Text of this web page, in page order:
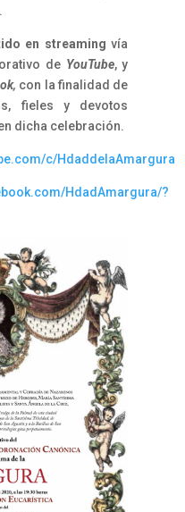
en streaming vía
de YouTube, y
, con la finalidad de
fieles y devotos
dicha celebración.
c/HdaddelaAmargura
HdadAmargura/?